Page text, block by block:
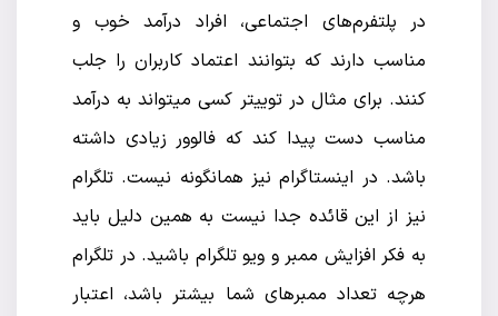
در پلتفرم‌های اجتماعی، افراد درآمد خوب و
مناسب دارند که بتوانند اعتماد کاربران را جلب
کنند. برای مثال در توییتر کسی میتواند به درآمد
مناسب دست پیدا کند که فالوور زیادی داشته
باشد. در اینستاگرام نیز همانگونه نیست. تلگرام
نیز از این قائده جدا نیست به همین دلیل باید
به فکر افزایش ممبر و ویو تلگرام باشید. در تلگرام
هرچه تعداد ممبرهای شما بیشتر باشد، اعتبار